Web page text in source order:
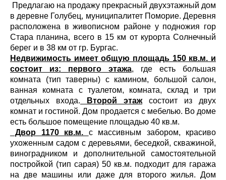
Предлагаю на продажу прекрасный двухэтажный дом
в деревне Голубец, муниципалитет Поморие. Деревня
расположена в живописном районе у подножия гор
Стара планина, всего в 15 км от курорта Солнечный
берег и в 38 км от гр. Бургас.
Недвижимость имеет общую площадь 150 кв.м. и
состоит из: первого этажа, где есть большая
комната (тип таверны) с камином, большой салон,
ванная комната с туалетом, комната, склад и три
отдельных входа. Второй этажсостоит из двух
комнат и гостиной. Дом продается с мебелью. Во доме
есть большое помещение площадью 40 кв.м.
Двор 1170 кв.м. с массивным забором, красиво
ухоженным садом с деревьями, беседкой, скважиной,
виноградником и дополнительной самостоятельной
постройкой (тип сарая) 50 кв.м. подходит для гаража
на две машины или даже для второго жилья. Дом